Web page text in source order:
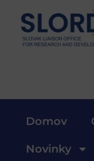
Domov
Novinky